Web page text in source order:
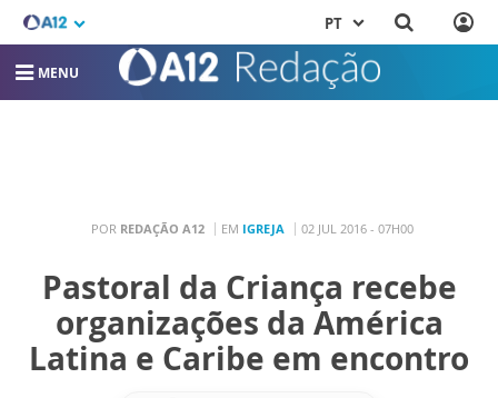
PT
MENU
POR REDAÇÃO A12 EM IGREJA 02 JUL 2016 - 07H00
Pastoral da Criança recebe
organizações da América
Latina e Caribe em encontro